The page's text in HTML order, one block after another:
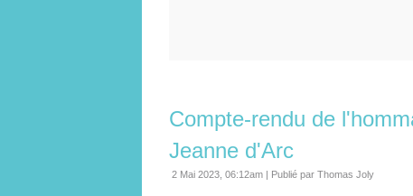
Compte-rendu de
Jeanne d'Arc
2 Mai 2023, 06:12am | Publié par Thomas Joly